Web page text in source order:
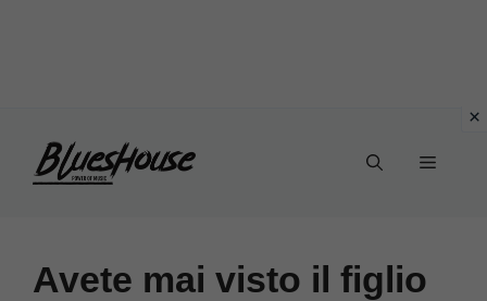
Menu
Avete mai visto il figlio